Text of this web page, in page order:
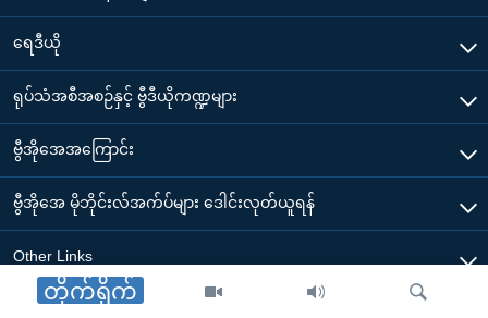
တိုက်ရိုက်
ရေဒီယို
ရုပ်သံအစီအစဉ်နှင့် ဗွီဒီယိုကဏ္ဍများ
ဗွီအိုအေအကြောင်း
ဗွီအိုအေ မိုဘိုင်းလ်အက်ပ်များ ဒေါင်းလုတ်ယူရန်
Other Links